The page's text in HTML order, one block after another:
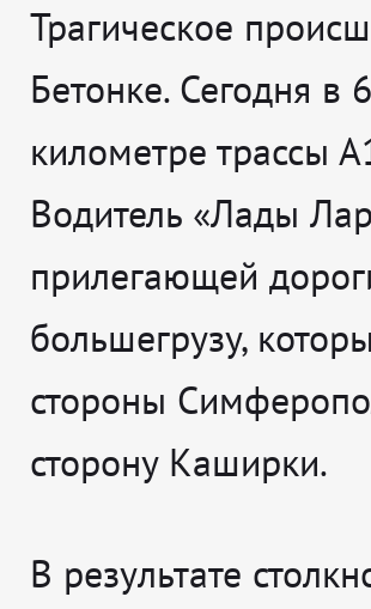
Трагическое
Бетонке. Сегодня в
километре трассы
Водитель «Лады
прилегающей
большегрузу,
стороны
сторону Каширки.
В результате